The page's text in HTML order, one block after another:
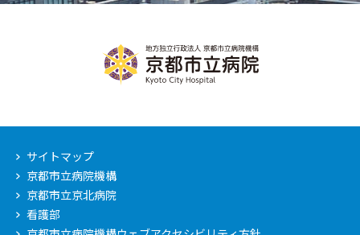
サイトマップ
京都市立病院機構
京都市立京北病院
看護部